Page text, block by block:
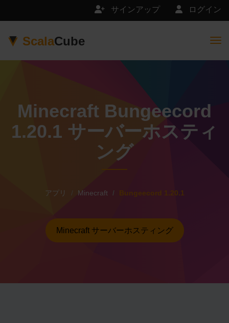
ログイン
サインアップ
ScalaCube
Minecraft Bungeecord
1.20.1 サーバーホスティ
ング
アプリ Minecraft Bungeecord 1.20.1
Minecraft サーバーホスティング